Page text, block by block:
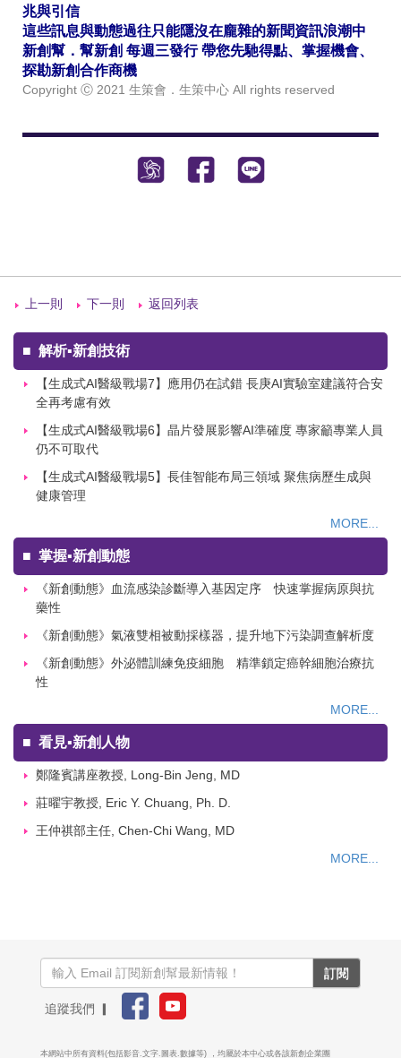
兆與引信
這些訊息與動態過往只能隱沒在龐雜的新聞資訊浪潮中
新創幫．幫新創 每週三發行 帶您先馳得點、掌握機會、
探勘新創合作商機
Copyright Ⓒ 2021 生策會．生策中心 All rights reserved
上一則 下一則 返回列表
■ 解析▪新創技術
【生成式AI醫級戰場7】應用仍在試錯 長庚AI實驗室建議符合安
全再考慮有效
【生成式AI醫級戰場6】晶片發展影響AI準確度 專家籲專業人員
仍不可取代
【生成式AI醫級戰場5】長佳智能布局三領域 聚焦病歷生成與
健康管理
MORE...
■ 掌握▪新創動態
《新創動態》血流感染診斷導入基因定序 快速掌握病原與抗
藥性
《新創動態》氣液雙相被動採樣器，提升地下污染調查解析度
《新創動態》外泌體訓練免疫細胞 精準鎖定癌幹細胞治療抗
性
MORE...
■ 看見▪新創人物
鄭隆賓講座教授, Long-Bin Jeng, MD
莊曜宇教授, Eric Y. Chuang, Ph. D.
王仲祺部主任, Chen-Chi Wang, MD
MORE...
訂閱
追蹤我們 ▎
本網站中所有資料(包括影音.文字.圖表.數據等) ，均屬於本中心或各該新創企業團